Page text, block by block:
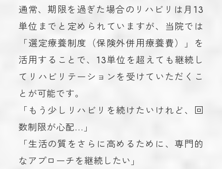
通常、期限を過ぎた場合のリハビリは月13
単位までと定められていますが、当院では
「選定療養制度（保険外併用療養費）」を
活用することで、13単位を超えても継続し
てリハビリテーションを受けていただくこ
とが可能です。
「もう少しリハビリを続けたいけれど、回
数制限が心配…」
「生活の質をさらに高めるために、専門的
なアプローチを継続したい」